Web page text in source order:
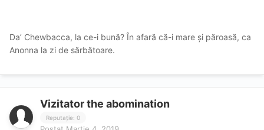
Da’ Chewbacca, la ce-i bună? În afară că-i mare și păroasă, ca
Anonna la zi de sărbătoare.
Vizitator the abomination
Reputație: 0